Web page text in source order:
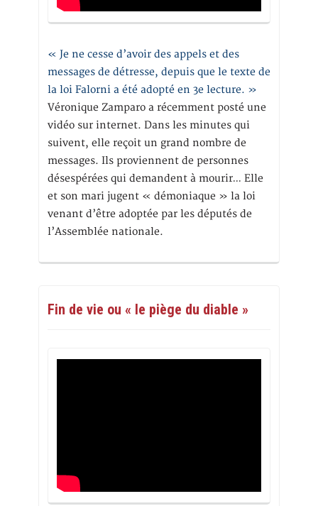
« Je ne cesse d’avoir des appels et des
messages de détresse, depuis que le texte de
la loi Falorni a été adopté en 3e lecture. »
Véronique Zamparo a récemment posté une
vidéo sur internet. Dans les minutes qui
suivent, elle reçoit un grand nombre de
messages. Ils proviennent de personnes
désespérées qui demandent à mourir… Elle
et son mari jugent « démoniaque » la loi
venant d’être adoptée par les députés de
l’Assemblée nationale.
Fin de vie ou « le piège du diable »